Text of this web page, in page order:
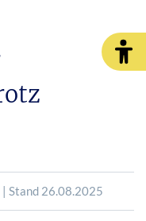
| Stand 26.08.2025